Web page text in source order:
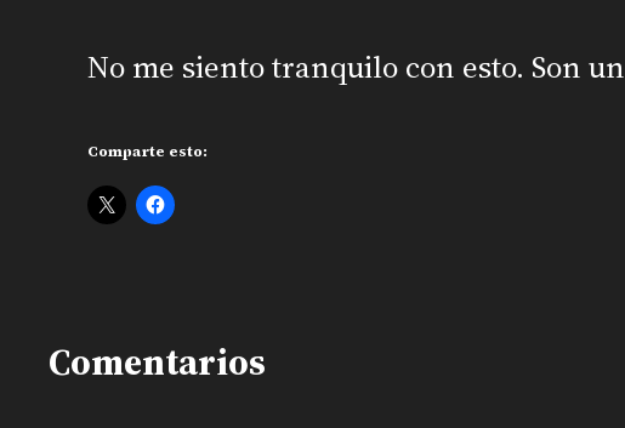
No me siento tranquilo con esto. Son un
Comparte esto:
Comentarios